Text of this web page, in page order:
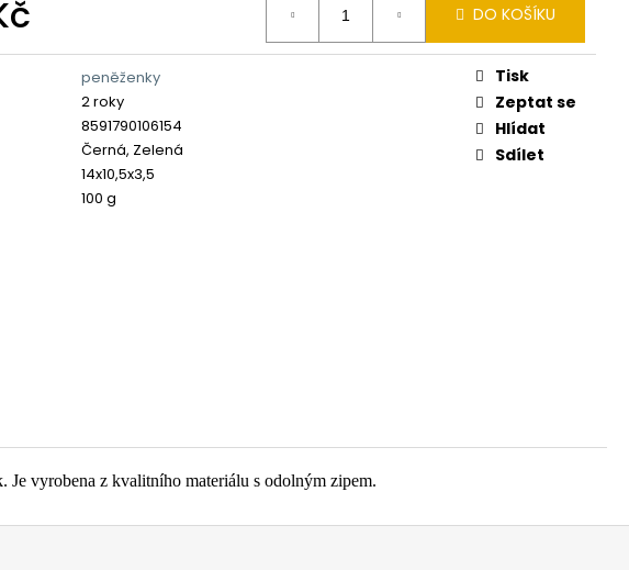
DO KOŠÍKU
peněženky
2 roky
8591790106154
Černá, Zelená
14x10,5x3,5
100 g
Tisk
Zeptat se
Hlídat
Sdílet
vyrobena z kvalitního materiálu s odolným zipem.